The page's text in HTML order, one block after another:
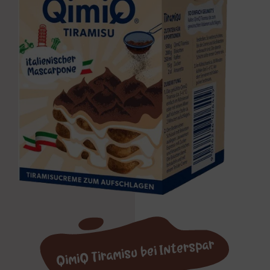
QimiQ Tiramisu bei Interspar